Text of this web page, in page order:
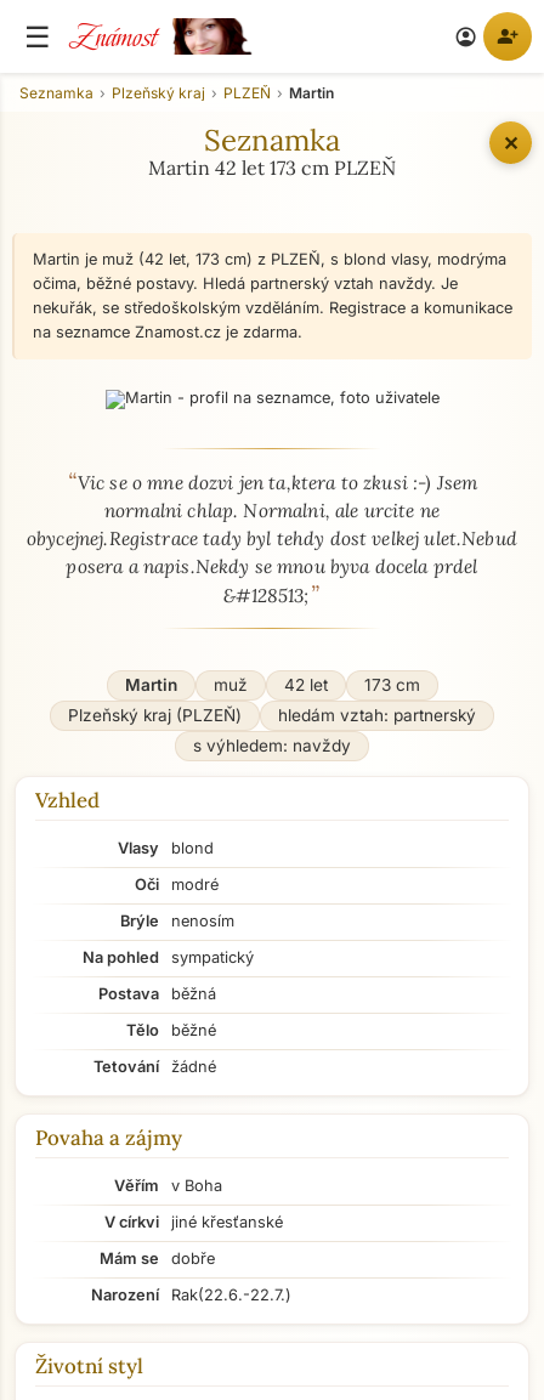
☰ Známost account_circle person_add
✕
Seznamka Plzeňský kraj PLZEŇ Martin
Seznamka
Martin 42 let 173 cm PLZEŇ
Martin je muž (42 let, 173 cm) z PLZEŇ, s blond vlasy, modrýma
očima, běžné postavy. Hledá partnerský vztah navždy. Je
nekuřák, se středoškolským vzděláním. Registrace a komunikace
na seznamce Znamost.cz je zdarma.
O mně - seznamka profil
“Vic se o mne dozvi jen ta,ktera to zkusi :-) Jsem
normalni chlap. Normalni, ale urcite ne
obycejnej.Registrace tady byl tehdy dost velkej ulet.Nebud
posera a napis.Nekdy se mnou byva docela prdel
&#128513; ”
Martin muž 42 let
173 cm
Plzeňský kraj (PLZEŇ)
hledám vztah: partnerský
s výhledem: navždy
Vzhled
Vlasy
blond
Oči
modré
Brýle
nenosím
Na pohled
sympatický
Postava
běžná
Tělo
běžné
Tetování
žádné
Povaha a zájmy
Věřím
v Boha
V církvi
jiné křesťanské
Mám se
dobře
Narození
Rak(22.6.-22.7.)
Životní styl